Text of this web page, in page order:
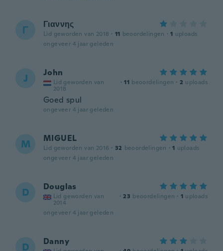
Γ Γιαννης
Lid geworden van 2018 · 11 beoordelingen · 1 uploads
ongeveer 4 jaar geleden
J John
Lid geworden van
2018
· 11 beoordelingen · 2 uploads
Goed spul
ongeveer 4 jaar geleden
M MIGUEL
Lid geworden van 2016 · 32 beoordelingen · 1 uploads
ongeveer 4 jaar geleden
D Douglas
Lid geworden van
2014
· 23 beoordelingen · 1 uploads
ongeveer 4 jaar geleden
D Danny